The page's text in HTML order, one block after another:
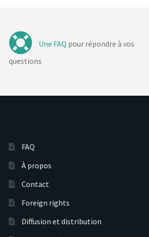
Une FAQ pour répondre à vos
questions
FAQ
À propos
Contact
Foreign rights
Diffusion et distribution